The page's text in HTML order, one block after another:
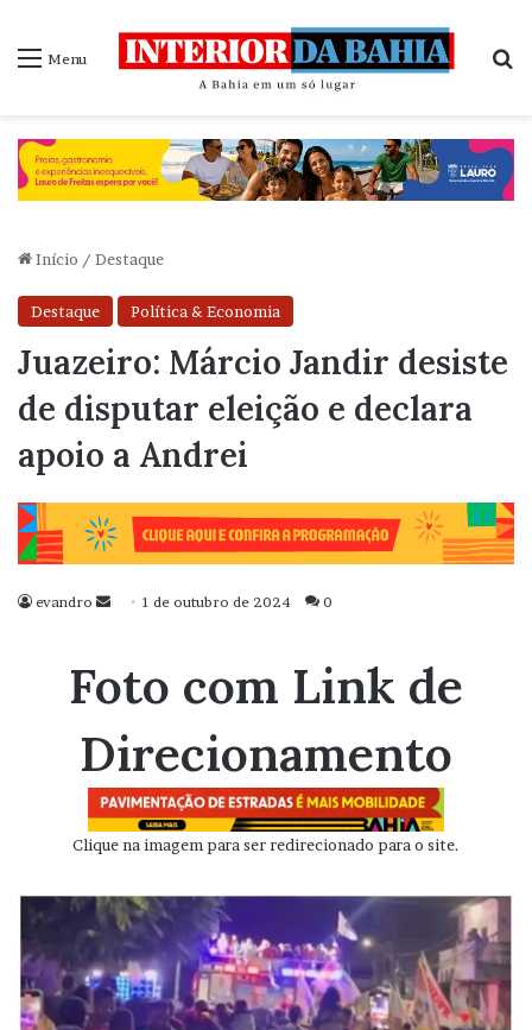
Menu
Início / Destaque
Destaque Política & Economia
Juazeiro: Márcio Jandir desiste
de disputar eleição e declara
apoio a Andrei
evandro
Mande
mail
1 de outubro de 2024 0
Foto com Link de
Direcionamento
Clique na imagem para ser redirecionado para o site.